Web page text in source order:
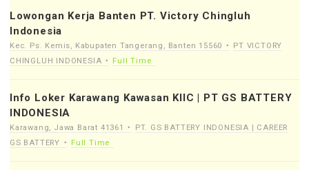
Lowongan Kerja Banten PT. Victory Chingluh
Indonesia
Kec. Ps. Kemis, Kabupaten Tangerang, Banten 15560
PT VICTORY
CHINGLUH INDONESIA
Full Time
Info Loker Karawang Kawasan KIIC | PT GS BATTERY
INDONESIA
Karawang, Jawa Barat 41361
PT. GS BATTERY INDONESIA | CAREER
GS BATTERY
Full Time